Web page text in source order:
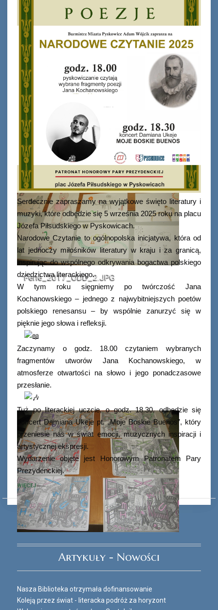
Ferie_2017_ODD_1.JPG
Ferie_2017_ODD_2.JPG
Ferie_2017_ODD_3.JPG
Serdecznie zapraszamy na wyjątkowe święto literatury i
muzyki, które odbędzie się 5 września 2025 roku na placu
Józefa Piłsudskiego w Pyskowicach.
Narodowe Czytanie to ogólnopolska inicjatywa, która od
lat jednoczy miłośników literatury w kraju i za granicą,
inspirując do wspólnego odkrywania bogactwa polskiego
dziedzictwa literackiego.
W tym roku sięgniemy po twórczość Jana
Kochanowskiego – jednego z najwybitniejszych poetów
polskiego renesansu – by wspólnie zanurzyć się w
pięknie jego słowa i refleksji.
Zaczynamy o godz. 18.00 czytaniem wybranych
fragmentów utworów Jana Kochanowskiego, w
atmosferze otwartości na słowo i jego ponadczasowe
przesłanie.
Tuż po literackiej uczcie, o godz. 18.30, odbędzie się
koncert Damiana Ukeje pt. „Moje Boskie Buenos”, który
przeniesie nas w świat emocji, muzycznych inspiracji i
artystycznej ekspresji.
Wydarzenie objęte jest Honorowym Patronatem Pary
Prezydenckiej.
WIĘCEJ
Artykuły - Nowości
Nasza Biblioteka otrzymała dofinansowanie
Koleją przez świat - literacka podróż za horyzont